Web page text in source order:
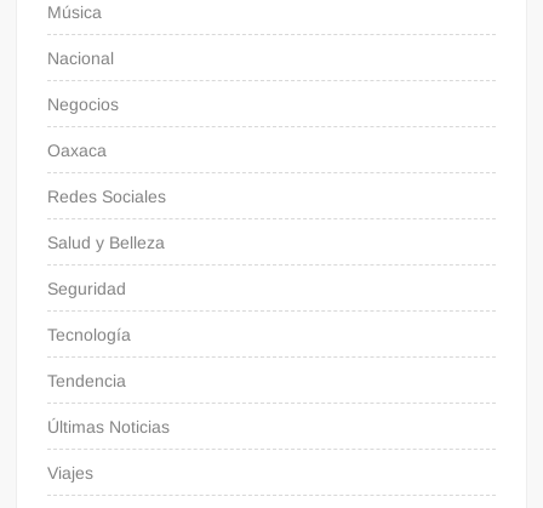
Música
Nacional
Negocios
Oaxaca
Redes Sociales
Salud y Belleza
Seguridad
Tecnología
Tendencia
Últimas Noticias
Viajes